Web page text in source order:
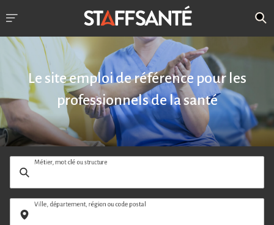
Le site emploi de référence pour les
professionnels de la santé
Métier, mot clé ou structure
Ville, département, région ou code postal